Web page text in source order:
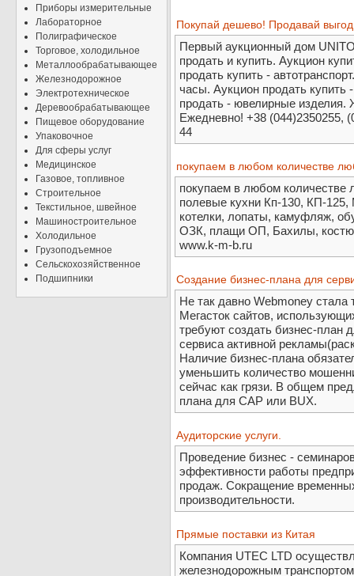
Приборы измерительные
Лабораторное
Полиграфическое
Торговое, холодильное
Металлообрабатывающее
Железнодорожное
Электротехническое
Деревообрабатывающее
Пищевое оборудование
Упаковочное
Для сферы услуг
Медицинское
Газовое, топливное
Строительное
Текстильное, швейное
Машиностроительное
Холодильное
Грузоподъемное
Сельскохозяйственное
Подшипники
Покупай дешево! Продавай
Первый аукционный дом
продать и купить. Аукцион
продать купить -
часы. Аукцион продать купить
продать - ювелирные изделия.
Ежедневно! +38 (044)2350255,
44
покупаем в любом количестве
покупаем в любом
полевые кухни Кп-130, КП-
котелки, лопаты, камуфляж,
ОЗК, плащи ОП, Бахилы,
www.k-m-b.ru
Создание бизнес-плана для
Не так давно Webmoney стала
Мегасток сайтов,
требуют создать бизнес-план
сервиса активной
Наличие бизнес-плана
уменьшить количество
сейчас как грязи. В общем
плана для САР или BUX.
Аудиторские услуги.
Проведение бизнес -
эффективности работы
продаж. Сокращение
производительности.
Прямые поставки из Китая
Компания UTEC LTD
железнодорожным